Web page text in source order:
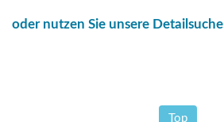
oder nutzen Sie unsere Detailsuche
Top